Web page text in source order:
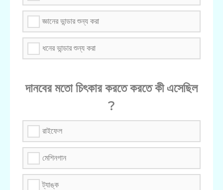
জ্ঞানের ভান্ডার শুন্য করা
ধনের ভান্ডার শুন্য করা
দানবের মতো চিৎকার করতে করতে কী এসেছিল
?
রাইফেল
মেশিনগান
ট্যাঙ্ক